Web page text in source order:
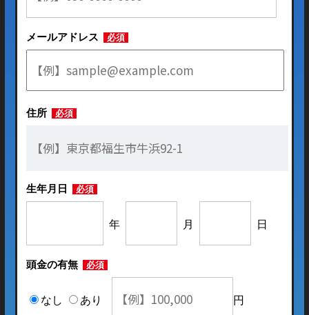
メールアドレス 必須
住所 必須
生年月日 必須
年 月 日
頭金の有無 必須
なし あり 円